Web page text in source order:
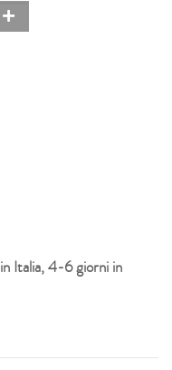
Italia, 4-6 giorni in